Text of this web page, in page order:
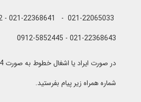
021-22368643 - 0912-5852445
شماره همراه زیر پیام بفرستید.